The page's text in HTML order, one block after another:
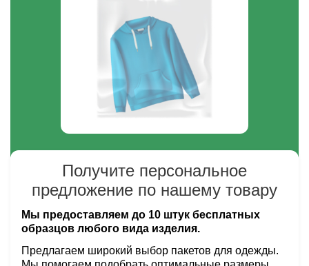
Получите персональное
предложение по нашему товару
Мы предоставляем до 10 штук бесплатных
образцов любого вида изделия.
Предлагаем широкий выбор пакетов для одежды.